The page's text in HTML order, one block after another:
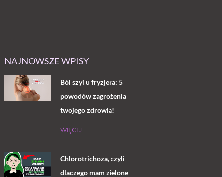
NAJNOWSZE WPISY
Ból szyi u fryzjera: 5
powodów zagrożenia
twojego zdrowia!
WIĘCEJ
Chlorotrichoza, czyli
dlaczego mam zielone